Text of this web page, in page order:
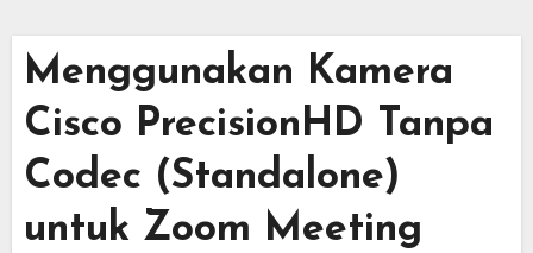
Menggunakan Kamera
Cisco PrecisionHD Tanpa
Codec (Standalone)
untuk Zoom Meeting